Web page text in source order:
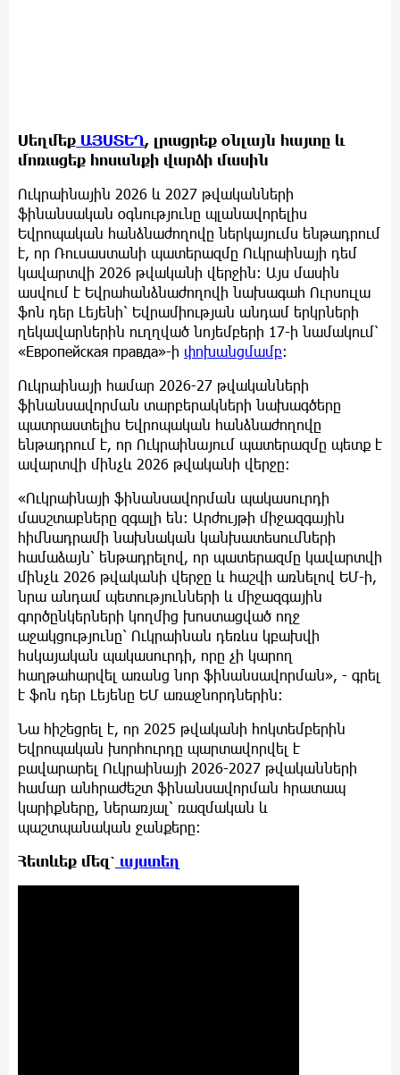
Սեղմեք ԱՅՍՏԵՂ, լրացրեք օնլայն հայտը և
մոռացեք հոսանքի վարձի մասին
Ուկրաինային 2026 և 2027 թվականների
ֆինանսական օգնությունը պլանավորելիս
Եվրոպական հանձնաժողովը ներկայումս ենթադրում
է, որ Ռուսաստանի պատերազմը Ուկրաինայի դեմ
կավարտվի 2026 թվականի վերջին։ Այս մասին
ասվում է Եվրահանձնաժողովի նախագահ Ուրսուլա
ֆոն դեր Լեյենի՝ Եվրամիության անդամ երկրների
ղեկավարներին ուղղված նոյեմբերի 17-ի նամակում՝
«Европейская правда»-ի փոխանցմամբ։
Ուկրաինայի համար 2026-27 թվականների
ֆինանսավորման տարբերակների նախագծերը
պատրաստելիս Եվրոպական հանձնաժողովը
ենթադրում է, որ Ուկրաինայում պատերազմը պետք է
ավարտվի մինչև 2026 թվականի վերջը։
«Ուկրաինայի ֆինանսավորման պակասուրդի
մասշտաբները զգալի են։ Արժույթի միջազգային
հիմնադրամի նախնական կանխատեսումների
համաձայն՝ ենթադրելով, որ պատերազմը կավարտվի
մինչև 2026 թվականի վերջը և հաշվի առնելով ԵՄ-ի,
նրա անդամ պետությունների և միջազգային
գործընկերների կողմից խոստացված ողջ
աջակցությունը՝ Ուկրաինան դեռևս կբախվի
հսկայական պակասուրդի, որը չի կարող
հաղթահարվել առանց նոր ֆինանսավորման», - գրել
է ֆոն դեր Լեյենը ԵՄ առաջնորդներին։
Նա հիշեցրել է, որ 2025 թվականի հոկտեմբերին
Եվրոպական խորհուրդը պարտավորվել է
բավարարել Ուկրաինայի 2026-2027 թվականների
համար անհրաժեշտ ֆինանսավորման հրատապ
կարիքները, ներառյալ՝ ռազմական և
պաշտպանական ջանքերը։
Հետևեք մեզ՝ այստեղ